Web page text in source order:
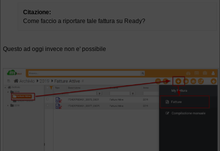
Citazione:
Come faccio a riportare tale fattura su Ready?
Questo ad oggi invece non e' possibile